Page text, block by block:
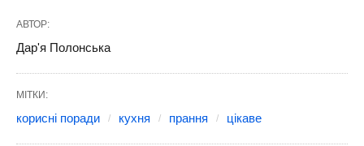
АВТОР:
Дар'я Полонська
МІТКИ:
корисні поради кухня прання цікаве